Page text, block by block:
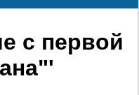
с первой